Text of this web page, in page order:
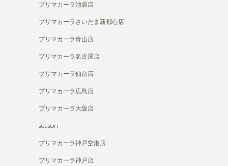
プリマカーラ池袋店
プリマカーラさいたま新都心店
プリマカーラ青山店
プリマカーラ名古屋店
プリマカーラ仙台店
プリマカーラ広島店
プリマカーラ大阪店
season
プリマカーラ神戸空港店
プリマカーラ神戸店